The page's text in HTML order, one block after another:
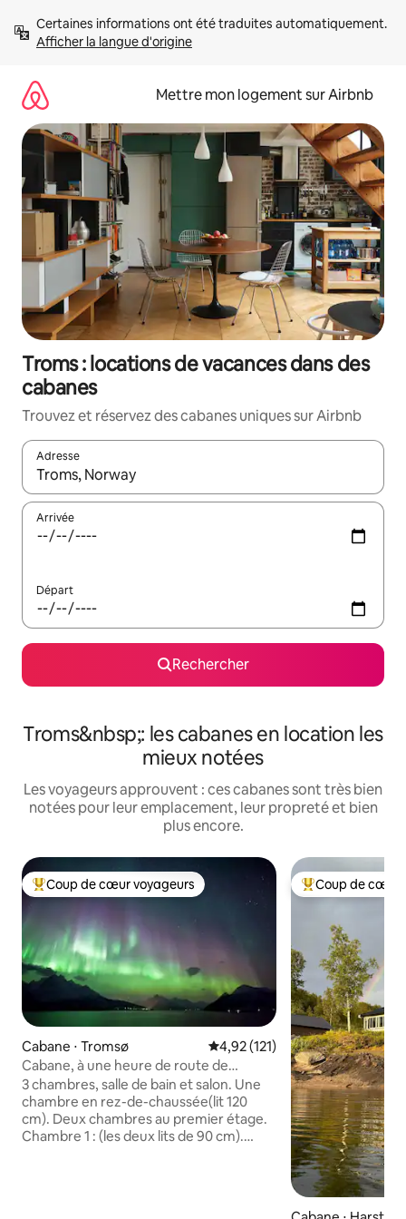
directement
Afficher la langue d'origine
Mettre mon logement sur Airbnb
Troms : locations de vacances dans des
cabanes
Trouvez et réservez des cabanes uniques sur Airbnb
Adresse
Lorsque les résultats s'affichent, utilisez les flèches vers le
Arrivée
Départ
Rechercher
Troms&nbsp;: les cabanes en location les
mieux notées
Les voyageurs approuvent : ces cabanes sont très bien
notées pour leur emplacement, leur propreté et bien
plus encore.
Coups de cœur voyageurs les plus appréciés
Coup de cœur voyageurs
Cabane ⋅ Tromsø Évaluation moyenne sur la
4,92 (121)
Cabane, à une heure de route de
Tromsø
3 chambres, salle de bain et salon. Une
chambre en rez-de-chaussée(lit 120
cm). Deux chambres au premier étage.
Chambre 1 : (les deux lits de 90 cm).
Coups de cœur
Coup de cœur